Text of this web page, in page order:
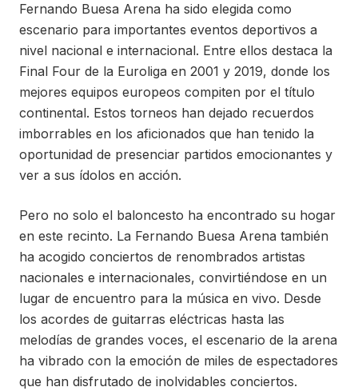
Fernando Buesa Arena ha sido elegida como
escenario para importantes eventos deportivos a
nivel nacional e internacional. Entre ellos destaca la
Final Four de la Euroliga en 2001 y 2019, donde los
mejores equipos europeos compiten por el título
continental. Estos torneos han dejado recuerdos
imborrables en los aficionados que han tenido la
oportunidad de presenciar partidos emocionantes y
ver a sus ídolos en acción.
Pero no solo el baloncesto ha encontrado su hogar
en este recinto. La Fernando Buesa Arena también
ha acogido conciertos de renombrados artistas
nacionales e internacionales, convirtiéndose en un
lugar de encuentro para la música en vivo. Desde
los acordes de guitarras eléctricas hasta las
melodías de grandes voces, el escenario de la arena
ha vibrado con la emoción de miles de espectadores
que han disfrutado de inolvidables conciertos.